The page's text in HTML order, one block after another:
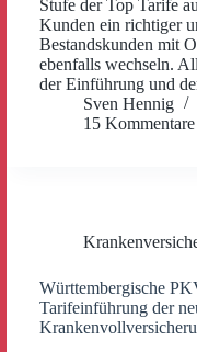
Stufe der Top Tarife
Kunden ein richtiger
Bestandskunden mit
ebenfalls wechseln.
der Einführung und
Sven Hennig
15 Kommentare
Württembergische
Tarifeinführung der